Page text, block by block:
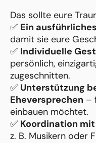
Das sollte eure
✅ Ein
damit sie eure
✅ Individuelle
persönlich,
zugeschnitten.
✅ Unterstützung
Eheversprechen –
einbauen möchtet.
✅ Koordination
z. B. Musikern oder